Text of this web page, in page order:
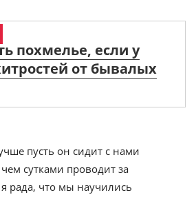
похмелье, если у
от бывалых
пусть он сидит с нами
сутками проводит за
рада, что мы научились